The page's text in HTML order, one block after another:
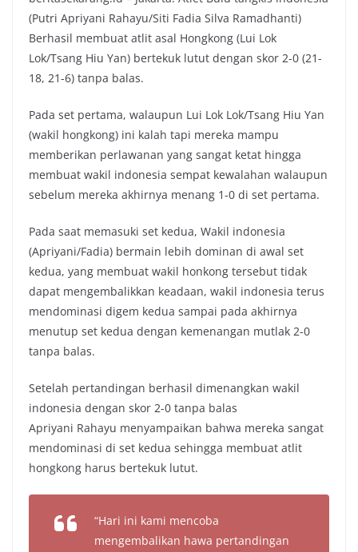
(Putri Apriyani Rahayu/Siti Fadia Silva Ramadhanti)
Berhasil membuat atlit asal Hongkong (Lui Lok
Lok/Tsang Hiu Yan) bertekuk lutut dengan skor 2-0 (21-
18, 21-6) tanpa balas.
Pada set pertama, walaupun Lui Lok Lok/Tsang Hiu Yan
(wakil hongkong) ini kalah tapi mereka mampu
memberikan perlawanan yang sangat ketat hingga
membuat wakil indonesia sempat kewalahan walaupun
sebelum mereka akhirnya menang 1-0 di set pertama.
Pada saat memasuki set kedua, Wakil indonesia
(Apriyani/Fadia) bermain lebih dominan di awal set
kedua, yang membuat wakil honkong tersebut tidak
dapat mengembalikkan keadaan, wakil indonesia terus
mendominasi digem kedua sampai pada akhirnya
menutup set kedua dengan kemenangan mutlak 2-0
tanpa balas.
Setelah pertandingan berhasil dimenangkan wakil
indonesia dengan skor 2-0 tanpa balas
Apriyani Rahayu menyampaikan bahwa mereka sangat
mendominasi di set kedua sehingga membuat atlit
hongkong harus bertekuk lutut.
“Hari ini kami mencoba
mengembalikan hawa pertandingan